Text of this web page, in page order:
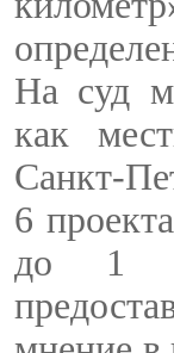
На суд
как
Санкт-
6
до 1